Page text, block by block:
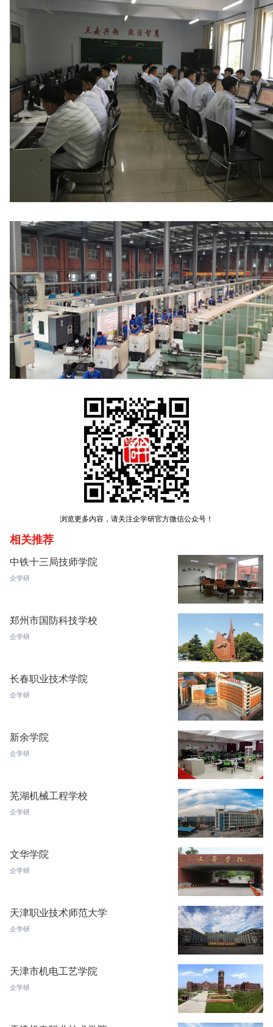
浏览更多内容，请关注企学研官方微信公众号！
相关推荐
中铁十三局技师学院
企学研
郑州市国防科技学校
企学研
长春职业技术学院
企学研
新余学院
企学研
芜湖机械工程学校
企学研
文华学院
企学研
天津职业技术师范大学
企学研
天津市机电工艺学院
企学研